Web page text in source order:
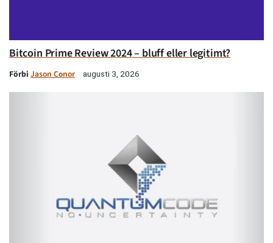
Bitcoin Prime Review 2024 – bluff eller legitimt?
Förbi Jason Conor augusti 3, 2026